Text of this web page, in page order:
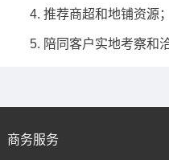
4. 推荐商超和地铺资源；
5. 陪同客户实地考察和洽
商务服务